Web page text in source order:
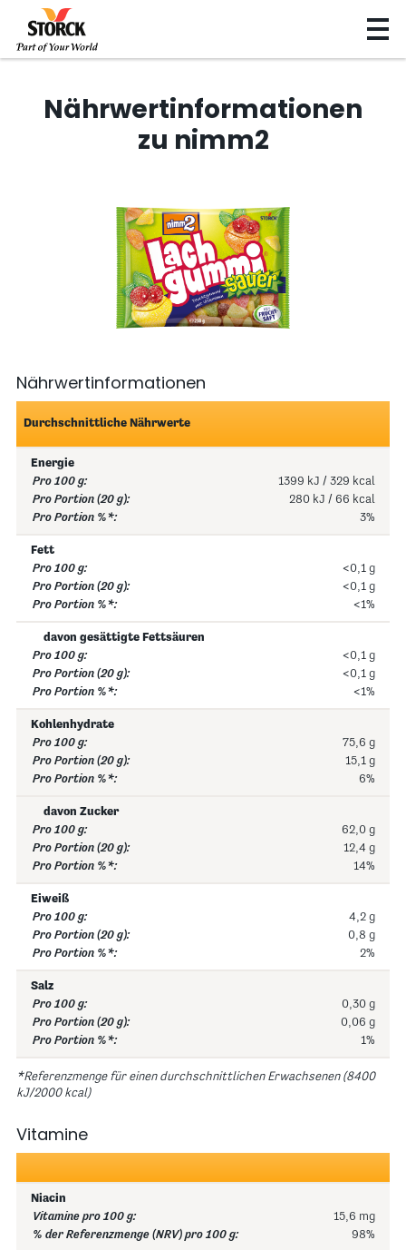
Nährwertinformationen
zu nimm2
Nährwertinformationen
Durchschnittliche Nährwerte
Energie
1399 kJ / 329 kcal
280 kJ / 66 kcal
3%
Fett
<0,1 g
<0,1 g
<1%
davon gesättigte Fettsäuren
<0,1 g
<0,1 g
<1%
Kohlenhydrate
75,6 g
15,1 g
6%
davon Zucker
62,0 g
12,4 g
14%
Eiweiß
4,2 g
0,8 g
2%
Salz
0,30 g
0,06 g
1%
*Referenzmenge für einen durchschnittlichen Erwachsenen (8400
kJ/2000 kcal)
Vitamine
Niacin
15,6 mg
98%